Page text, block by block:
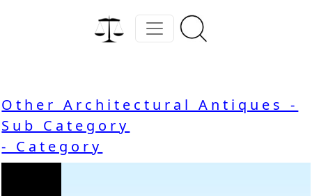
Other Architectural Antiques -
Sub Category
- Category